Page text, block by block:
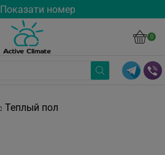
Показати номер
0
Теплый пол